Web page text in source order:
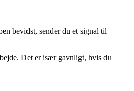
bevidst, sender du et signal til
Det er især gavnligt, hvis du